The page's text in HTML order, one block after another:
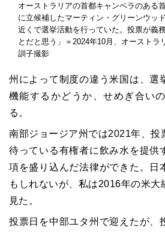
オーストラリアの首都キャンベラのある
に立候補したマーティン・グリーンウッ
近くで選挙活動を行っていた。投票が義
とだと思う」＝2024年10月、オーストラ
訓子撮影
州によって制度の違う米国は、選
機能するかどうか、せめぎ合い
る。
南部ジョージア州では2021年、投
待っている有権者に飲み水を提供
項を盛り込んだ法律ができた。日
もしれないが、私は2016年の米大
見た。
投票日を中部ユタ州で迎えたが、